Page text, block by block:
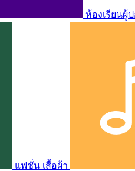
ห้องเรียนผู้
แฟชั่น เสื้อผ้า